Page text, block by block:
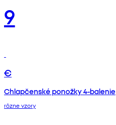
9
€
Chlapčenské ponožky 4-balenie
rôzne vzory